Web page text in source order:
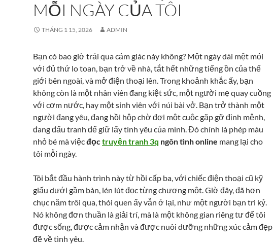
MỖI NGÀY CỦA TÔI
THÁNG 1 15, 2026 ADMIN
Bạn có bao giờ trải qua cảm giác này không? Một ngày dài mệt mỏi
với đủ thứ lo toan, bạn trở về nhà, tắt hết những tiếng ồn của thế
giới bên ngoài, và mở điện thoại lên. Trong khoảnh khắc ấy, bạn
không còn là một nhân viên đang kiệt sức, một người mẹ quay cuồng
với cơm nước, hay một sinh viên với núi bài vở. Bạn trở thành một
người đang yêu, đang hồi hộp chờ đợi một cuộc gặp gỡ định mệnh,
đang đấu tranh để giữ lấy tình yêu của mình. Đó chính là phép màu
nhỏ bé mà việcđọctruyện tranh 3q ngôn tình online mang lại cho
tôi mỗi ngày.
Tôi bắt đầu hành trình này từ hồi cấp ba, với chiếc điện thoại cũ kỹ
giấu dưới gầm bàn, lén lút đọc từng chương một. Giờ đây, đã hơn
chục năm trôi qua, thói quen ấy vẫn ở lại, như một người bạn tri kỷ.
Nó không đơn thuần là giải trí, mà là một không gian riêng tư để tôi
được sống, được cảm nhận và được nuôi dưỡng những xúc cảm đẹp
đẽ về tình yêu.